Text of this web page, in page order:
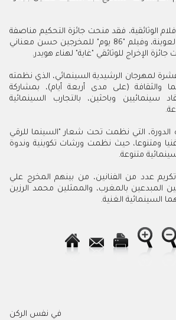
الوثائقية، فقد منحت جائزة التحكيم مناصفة
بين فيلم "سياب" لدنيا لعوينة، وفيلم "86 يوم" للمخرجين حسن معناني
الإخراج للوثائقي "غاية" لهناء هويدر.
عشرة لمهرجان الرشيدية السينمائي، الذي نظمته
والثقافة (على مدى أربعة أيام)، بمشاركة
سينمائيين وباحثين، بالتجارب السينمائية
التي نظمت تحت شعار "السينما للرقي
غنيا ومتنوعا، حيث نظمت ورشات تكوينية وندوة
متنوعة.
عدد من الفنانين، من بينهم المخرج علي
المبدعين بالمغرب، والممثلين محمد الرزين
السينمائية الغنية.
في نفس الركن